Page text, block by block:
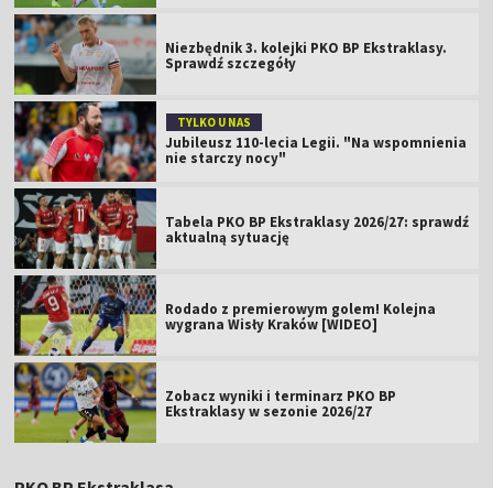
Niezbędnik 3. kolejki PKO BP Ekstraklasy.
Sprawdź szczegóły
TYLKO U NAS
Jubileusz 110-lecia Legii. "Na wspomnienia
nie starczy nocy"
Tabela PKO BP Ekstraklasy 2026/27: sprawdź
aktualną sytuację
Rodado z premierowym golem! Kolejna
wygrana Wisły Kraków [WIDEO]
Zobacz wyniki i terminarz PKO BP
Ekstraklasy w sezonie 2026/27